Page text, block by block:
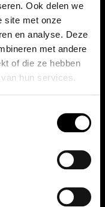
Ook delen we
site met onze
en analyse. Deze
met andere
of die ze hebben
hun services.